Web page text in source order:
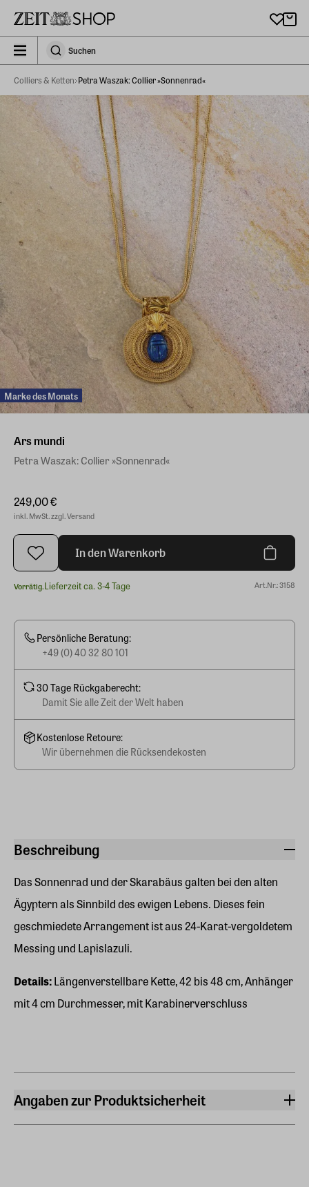
zeit_storefront.components.search.collapsed
SuchenSuchen
Colliers & Ketten Petra Waszak: Collier »Sonnenrad«
Marke des Monats
Beschreibung
Das Sonnenrad und der Skarabäus galten bei den alten
Ägyptern als Sinnbild des ewigen Lebens. Dieses fein
geschmiedete Arrangement ist aus 24-Karat-vergoldetem
Messing und Lapislazuli.
Details:Längenverstellbare Kette, 42 bis 48 cm, Anhänger
mit 4 cm Durchmesser, mit Karabinerverschluss
Angaben zur Produktsicherheit
Ars mundi
Petra Waszak: Collier »Sonnenrad«
249,00 €
inkl. MwSt. zzgl. Versand
In den Warenkorb
Vorrätig.Lieferzeit ca. 3-4 Tage Art.Nr.: 3158
Persönliche Beratung:
+49 (0) 40 32 80 101
30 Tage Rückgaberecht:
Damit Sie alle Zeit der Welt haben
Kostenlose Retoure:
Wir übernehmen die Rücksendekosten